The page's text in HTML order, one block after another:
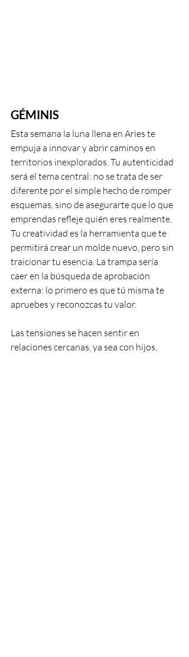
GÉMINIS
Esta semana la luna llena en Aries te
empuja a innovar y abrir caminos en
territorios inexplorados. Tu autenticidad
será el tema central: no se trata de ser
diferente por el simple hecho de romper
esquemas, sino de asegurarte que lo que
emprendas refleje quién eres realmente.
Tu creatividad es la herramienta que te
permitirá crear un molde nuevo, pero sin
traicionar tu esencia. La trampa sería
caer en la búsqueda de aprobación
externa: lo primero es que tú misma te
apruebes y reconozcas tu valor.
Las tensiones se hacen sentir en
relaciones cercanas, ya sea con hijos,